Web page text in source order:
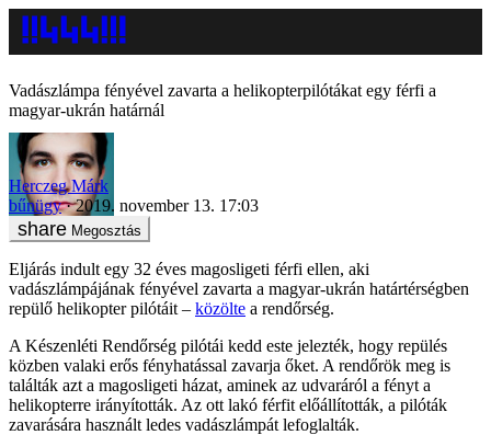
Vadászlámpa fényével zavarta a helikopterpilótákat egy férfi a
magyar-ukrán határnál
Herczeg Márk
bűnügy
2019. november 13. 17:03
Megosztás
Eljárás indult egy 32 éves magosligeti férfi ellen, aki
vadászlámpájának fényével zavarta a magyar-ukrán határtérségben
repülő helikopter pilótáit – közölte a rendőrség.
A Készenléti Rendőrség pilótái kedd este jelezték, hogy repülés
közben valaki erős fényhatással zavarja őket. A rendőrök meg is
találták azt a magosligeti házat, aminek az udvaráról a fényt a
helikopterre irányították. Az ott lakó férfit előállították, a pilóták
zavarására használt ledes vadászlámpát lefoglalták.